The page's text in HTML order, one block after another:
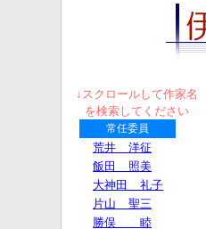
↓スクロールして作家名
を検索してください